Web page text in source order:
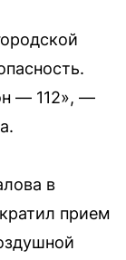
— 112», —
в
прием